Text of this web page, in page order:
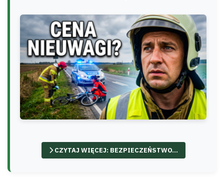
CZYTAJ WIĘCEJ: BEZPIECZEŃSTWO...